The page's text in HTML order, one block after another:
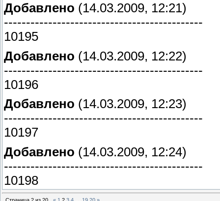
Добавлено (14.03.2009, 12:21)
---------------------------------------------
10195
Добавлено (14.03.2009, 12:22)
---------------------------------------------
10196
Добавлено (14.03.2009, 12:23)
---------------------------------------------
10197
Добавлено (14.03.2009, 12:24)
---------------------------------------------
10198